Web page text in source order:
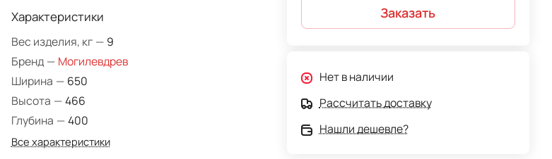
Характеристики
Вес изделия, кг — 9
Бренд — Могилевдрев
Ширина — 650
Высота —466
Глубина —400
Все характеристики
Заказать
Нет в наличии
Рассчитать доставку
Нашли дешевле?